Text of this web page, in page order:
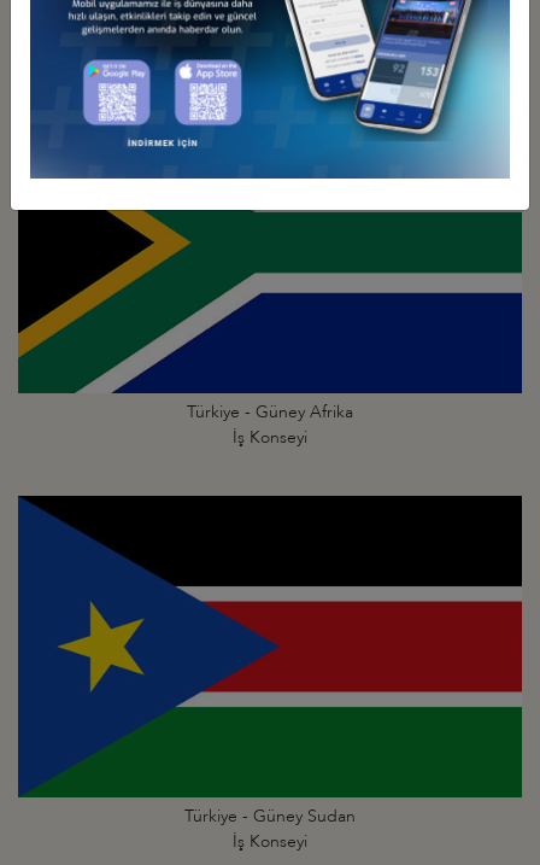
Türkiye - Gine
İş Konseyi
Türkiye - Güney Afrika
İş Konseyi
Türkiye - Güney Sudan
İş Konseyi